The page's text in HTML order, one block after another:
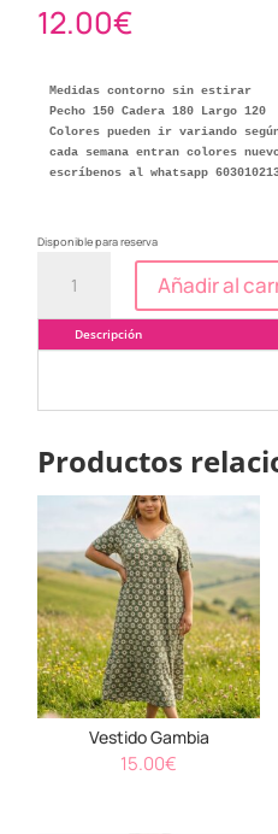
12.00€
Medidas contorno sin estirar
Pecho 150 Cadera 180 Largo 120
Colores pueden ir variando
cada semana entran colores
escríbenos al whatsapp
Disponible para reserva
Polonia
Añadir al
Descripción
Productos
Vestido Gambia
15.00€